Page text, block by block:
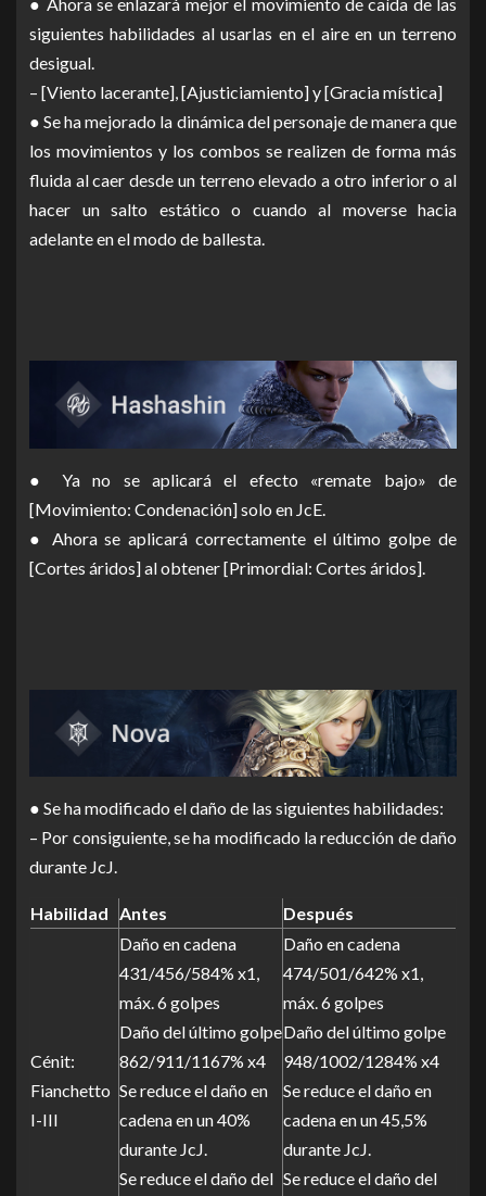
siguientes habilidades al usarlas en el aire en un terreno
desigual.
– [Viento lacerante], [Ajusticiamiento] y [Gracia mística]
● Se ha mejorado la dinámica del personaje de manera que
los movimientos y los combos se realizen de forma más
fluida al caer desde un terreno elevado a otro inferior o al
hacer un salto estático o cuando al moverse hacia
adelante en el modo de ballesta.
● Ya no se aplicará el efecto «remate bajo» de
[Movimiento: Condenación] solo en JcE.
● Ahora se aplicará correctamente el último golpe de
[Cortes áridos] al obtener [Primordial: Cortes áridos].
● Se ha modificado el daño de las siguientes habilidades:
– Por consiguiente, se ha modificado la reducción de daño
durante JcJ.
Habilidad Antes Después
Cénit:
Fianchetto
I-III
Daño en cadena
431/456/584% x1,
máx. 6 golpes
Daño del último golpe
862/911/1167% x4
Se reduce el daño en
cadena en un 40%
durante JcJ.
Se reduce el daño del
Daño en cadena
474/501/642% x1,
máx. 6 golpes
Daño del último golpe
948/1002/1284% x4
Se reduce el daño en
cadena en un 45,5%
durante JcJ.
Se reduce el daño del